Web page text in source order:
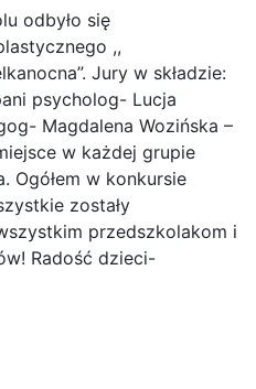
odbyło się
,,
Jury w składzie:
psycholog- Lucja
Magdalena Wozińska –
w każdej grupie
Ogółem w konkursie
zostały
przedszkolakom i
Radość dzieci-